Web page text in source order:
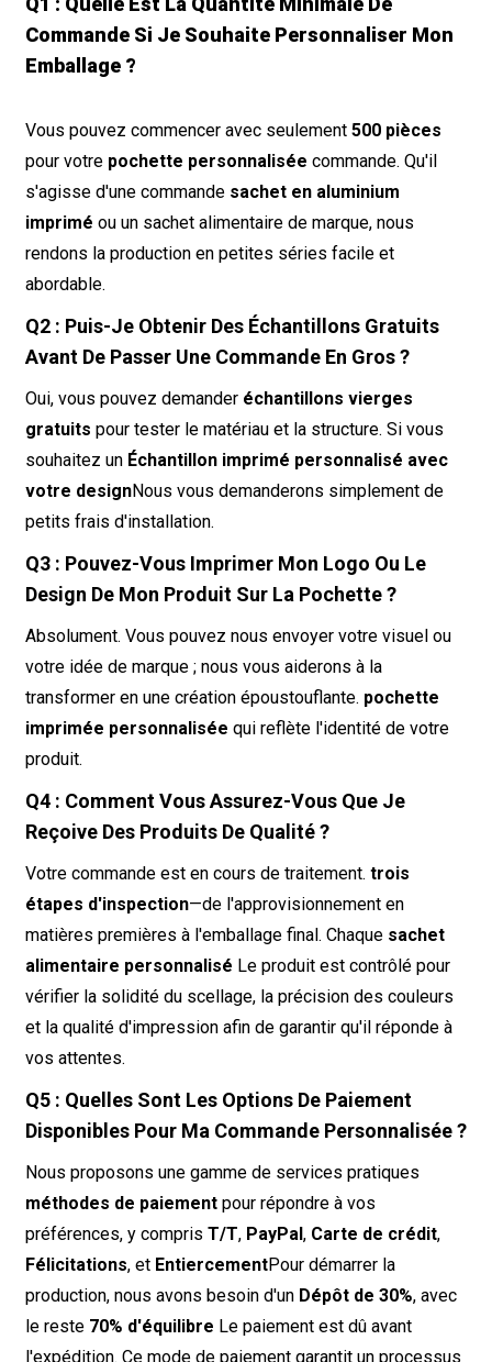
Commande Si Je Souhaite Personnaliser Mon
Emballage ?
Vous pouvez commencer avec seulement 500 pièces
pour votre pochette personnalisée commande. Qu'il
s'agisse d'une commande sachet en aluminium
imprimé ou un sachet alimentaire de marque, nous
rendons la production en petites séries facile et
abordable.
Q2 : Puis-Je Obtenir Des Échantillons Gratuits
Avant De Passer Une Commande En Gros ?
Oui, vous pouvez demander échantillons vierges
gratuits pour tester le matériau et la structure. Si vous
souhaitez un Échantillon imprimé personnalisé avec
votre designNous vous demanderons simplement de
petits frais d'installation.
Q3 : Pouvez-Vous Imprimer Mon Logo Ou Le
Design De Mon Produit Sur La Pochette ?
Absolument. Vous pouvez nous envoyer votre visuel ou
votre idée de marque ; nous vous aiderons à la
transformer en une création époustouflante. pochette
imprimée personnalisée qui reflète l'identité de votre
produit.
Q4 : Comment Vous Assurez-Vous Que Je
Reçoive Des Produits De Qualité ?
Votre commande est en cours de traitement. trois
étapes d'inspection—de l'approvisionnement en
matières premières à l'emballage final. Chaque sachet
alimentaire personnalisé Le produit est contrôlé pour
vérifier la solidité du scellage, la précision des couleurs
et la qualité d'impression afin de garantir qu'il réponde à
vos attentes.
Q5 : Quelles Sont Les Options De Paiement
Disponibles Pour Ma Commande Personnalisée ?
Nous proposons une gamme de services pratiques
méthodes de paiementpour répondre à vos
préférences, y compris T/T, PayPal, Carte de crédit,
Félicitations, et EntiercementPour démarrer la
production, nous avons besoin d'un Dépôt de 30%, avec
le reste 70% d'équilibre Le paiement est dû avant
l'expédition. Ce mode de paiement garantit un processus